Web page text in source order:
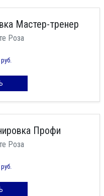
Мастер-тренер
Роза
руб.
Профи
Роза
руб.